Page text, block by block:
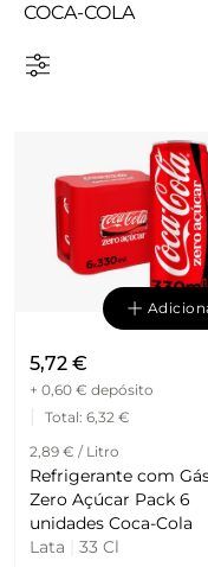
COCA-COLA
5,72 €
+ 0,60 € depósito
| Total: 6,32 €
2,89 € / Litro
Refrigerante com
Zero Açúcar Pack 6
unidades Coca-Cola
Lata
33 Cl